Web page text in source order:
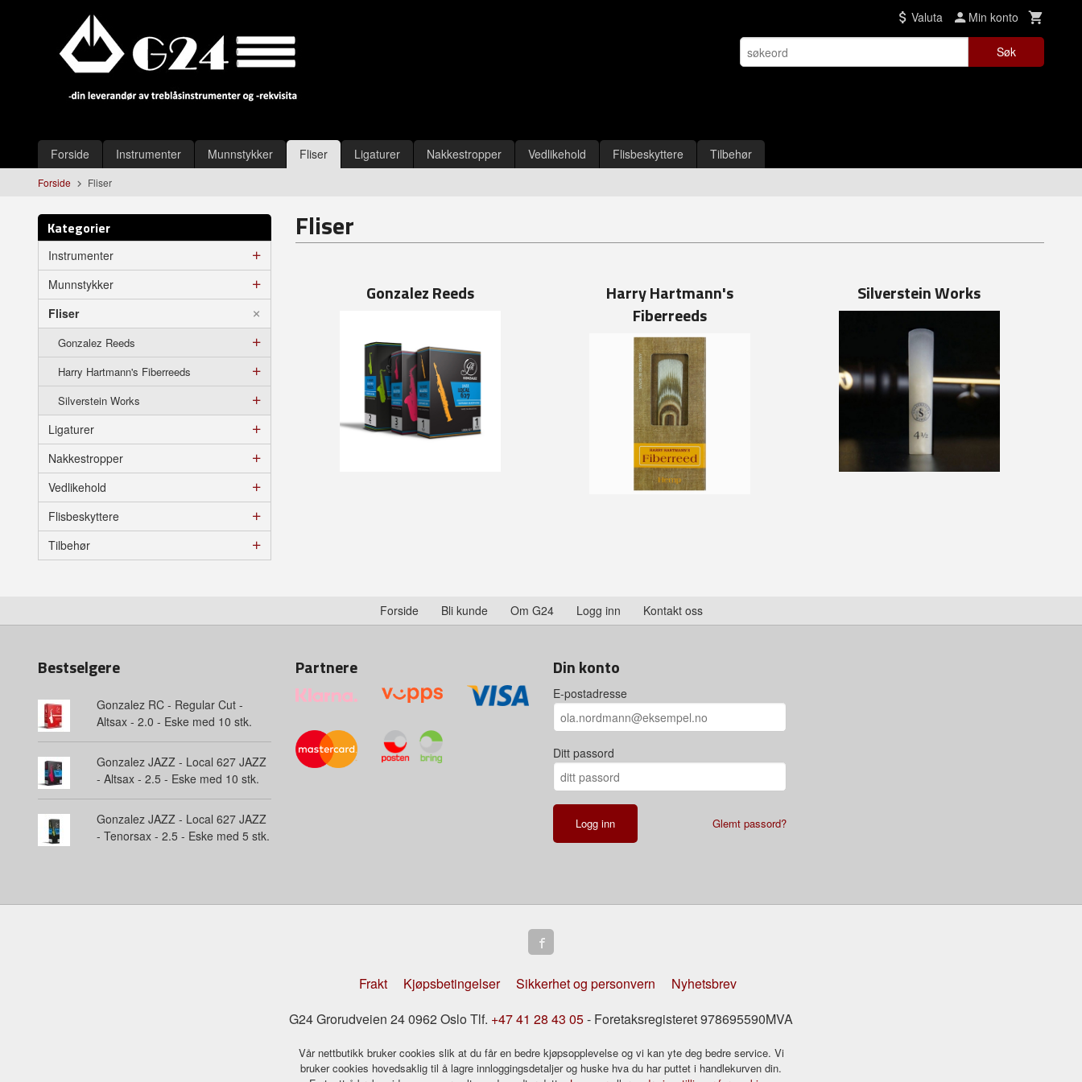
Valuta Min konto
Søk
Produkter
Forside Instrumenter Munnstykker Fliser Ligaturer Nakkestropper Vedlikehold Flisbeskyttere Tilbehør
Forside Fliser
Kategorier
Instrumenter
Munnstykker
Fliser
Gonzalez Reeds
Harry Hartmann's Fiberreeds
Silverstein Works
Ligaturer
Nakkestropper
Vedlikehold
Flisbeskyttere
Tilbehør
Fliser
Gonzalez Reeds
Harry Hartmann's
Fiberreeds
Silverstein Works
Forside Bli kunde Om G24 Logg inn Kontakt oss
Bestselgere
Gonzalez RC - Regular Cut -
Altsax - 2.0 - Eske med 10 stk.
Gonzalez JAZZ - Local 627 JAZZ
- Altsax - 2.5 - Eske med 10 stk.
Gonzalez JAZZ - Local 627 JAZZ
- Tenorsax - 2.5 - Eske med 5 stk.
Partnere Din konto
E-postadresse
Ditt passord
Glemt passord?
Frakt Kjøpsbetingelser Sikkerhet og personvern
Nyhetsbrev
G24 Grorudveien 24 0962 Oslo Tlf. +47 41 28 43 05- Foretaksregisteret 978695590MVA
Vår nettbutikk bruker cookies slik at du får en bedre kjøpsopplevelse og vi kan yte deg bedre service. Vi
bruker cookies hovedsaklig til å lagre innloggingsdetaljer og huske hva du har puttet i handlekurven din.